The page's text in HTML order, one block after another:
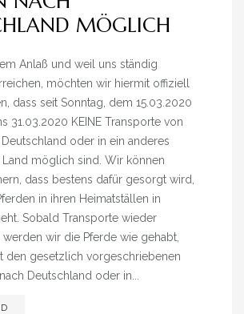
MÖGLICH
Anlaß und weil uns ständig
möchten wir hiermit offiziell
dass seit Sonntag, dem 15.03.2020
31.03.2020 KEINE Transporte von
Deutschland oder in ein anderes
Land möglich sind. Wir können
dass bestens dafür gesorgt wird,
in ihren Heimatställen in
Sobald Transporte wieder
wir die Pferde wie gehabt,
den gesetzlich vorgeschriebenen
Deutschland oder in...